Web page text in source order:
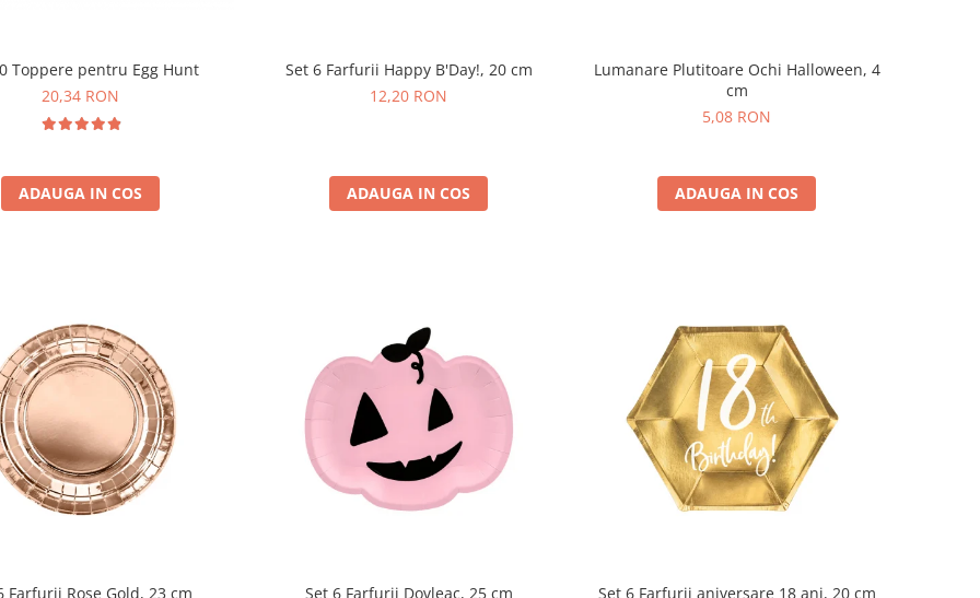
Toppere pentru Egg Hunt
20,34 RON
ADAUGA IN COS
Set 6 Farfurii Happy B'Day!, 20 cm
12,20 RON
ADAUGA IN COS
Lumanare Plutitoare Ochi Halloween, 4
cm
5,08 RON
ADAUGA IN COS
Farfurii Rose Gold, 23 cm
Set 6 Farfurii Dovleac, 25 cm
Set 6 Farfurii aniversare 18 ani, 20 cm